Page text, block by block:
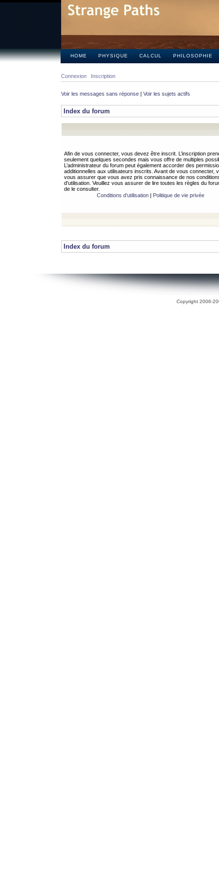
HOME PHYSIQUE CALCUL PHILOSOPHIE
Connexion Inscription
Voir les messages sans réponse | Voir les sujets actifs
Index du forum
Afin de vous connecter, vous devez être inscrit. L’inscription
seulement quelques secondes mais vous offre de multiples
L’administrateur du forum peut également accorder des
additionnelles aux utilisateurs inscrits. Avant de vous connecter,
vous assurer que vous avez pris connaissance de nos
d’utilisation. Veuillez vous assurer de lire toutes les règles du
de le consulter.
Conditions d’utilisation| Politique de vie privée
Index du forum
Copyright 2006-